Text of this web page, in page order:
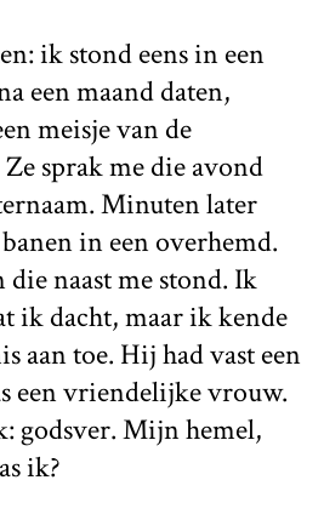
ik stond eens in een
een maand daten,
meisje van de
sprak me die avond
Minuten later
in een overhemd.
naast me stond. Ik
ik dacht, maar ik kende
aan toe. Hij had vast een
een vriendelijke vrouw.
godsver. Mijn hemel,
ik?